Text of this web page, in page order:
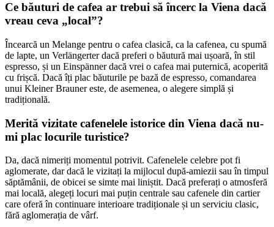
Ce băuturi de cafea ar trebui să încerc la Viena dacă
vreau ceva „local”?
Încearcă un Melange pentru o cafea clasică, ca la cafenea, cu spumă
de lapte, un Verlängerter dacă preferi o băutură mai ușoară, în stil
espresso, și un Einspänner dacă vrei o cafea mai puternică, acoperită
cu frișcă. Dacă îți plac băuturile pe bază de espresso, comandarea
unui Kleiner Brauner este, de asemenea, o alegere simplă și
tradițională.
Merită vizitate cafenelele istorice din Viena dacă nu-
mi plac locurile turistice?
Da, dacă nimeriți momentul potrivit. Cafenelele celebre pot fi
aglomerate, dar dacă le vizitați la mijlocul după-amiezii sau în timpul
săptămânii, de obicei se simte mai liniștit. Dacă preferați o atmosferă
mai locală, alegeți locuri mai puțin centrale sau cafenele din cartier
care oferă în continuare interioare tradiționale și un serviciu clasic,
fără aglomerația de vârf.